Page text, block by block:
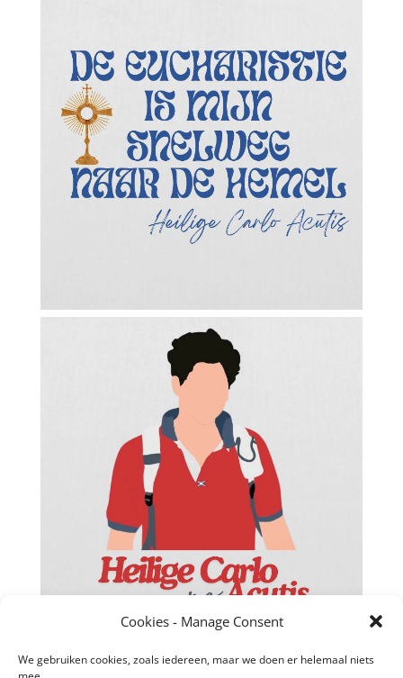
Cookies - Manage Consent
We gebruiken cookies, zoals iedereen, maar we doen er helemaal niets